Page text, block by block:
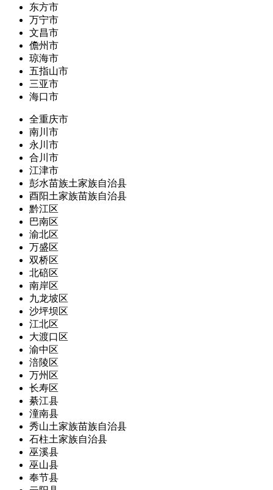
东方市
万宁市
文昌市
儋州市
琼海市
五指山市
三亚市
海口市
全重庆市
南川市
永川市
合川市
江津市
彭水苗族土家族自治县
酉阳土家族苗族自治县
黔江区
巴南区
渝北区
万盛区
双桥区
北碚区
南岸区
九龙坡区
沙坪坝区
江北区
大渡口区
渝中区
涪陵区
万州区
长寿区
綦江县
潼南县
秀山土家族苗族自治县
石柱土家族自治县
巫溪县
巫山县
奉节县